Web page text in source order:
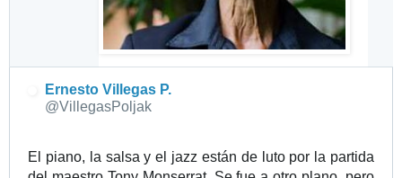
T
Ernesto Villegas P.
@VillegasPoljak
El piano, la salsa y el jazz están de luto por la partida